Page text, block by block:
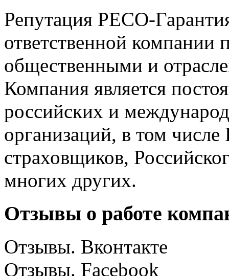
Репутация РЕСО-
ответственной компании
общественными и
Компания является
российских и
организаций, в том числе
страховщиков,
многих других.
Отзывы о работе
Отзывы. Вконтакте
Отзывы. Facebook